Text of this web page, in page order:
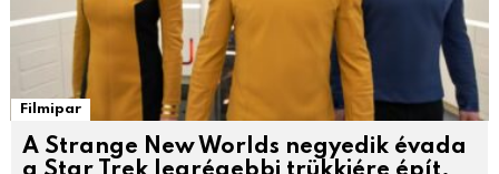
Filmipar
A Strange New Worlds negyedik évada